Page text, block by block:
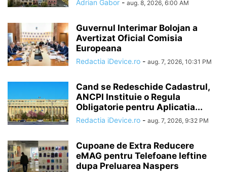
Adrian Gabor - aug. 8, 2026, 6:00 AM
Guvernul Interimar Bolojan a
Avertizat Oficial Comisia
Europeana
Redactia iDevice.ro - aug. 7, 2026, 10:31 PM
Cand se Redeschide Cadastrul,
ANCPI Instituie o Regula
Obligatorie pentru Aplicatia...
Redactia iDevice.ro - aug. 7, 2026, 9:32 PM
Cupoane de Extra Reducere
eMAG pentru Telefoane Ieftine
dupa Preluarea Naspers